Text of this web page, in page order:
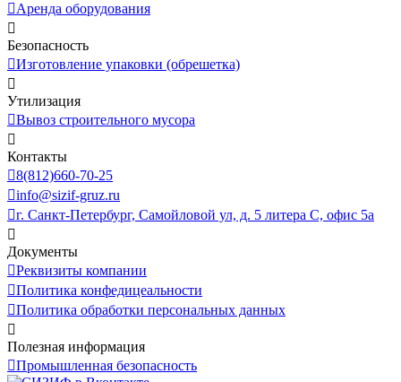
Аренда оборудования
Безопасность
Изготовление упаковки (обрешетка)
Утилизация
Вывоз строительного мусора
Контакты
8(812)660-70-25
info@sizif-gruz.ru
г. Санкт-Петербург, Самойловой ул, д. 5 литера С, офис 5а
Документы
Реквизиты компании
Политика конфедицеальности
Политика обработки персональных данных
Полезная информация
Промышленная безопасность